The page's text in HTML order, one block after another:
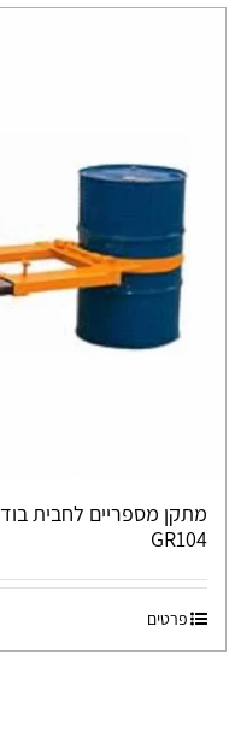
מתקן מספריים לחבית
GR104
פרטים